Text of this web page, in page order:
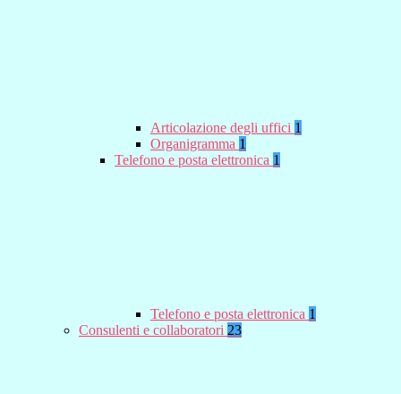
Articolazione degli uffici 1
Organigramma 1
Telefono e posta elettronica 1
Telefono e posta elettronica 1
Consulenti e collaboratori 23